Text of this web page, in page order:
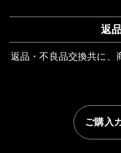
返
返品・不良品交換共に、
ご購入